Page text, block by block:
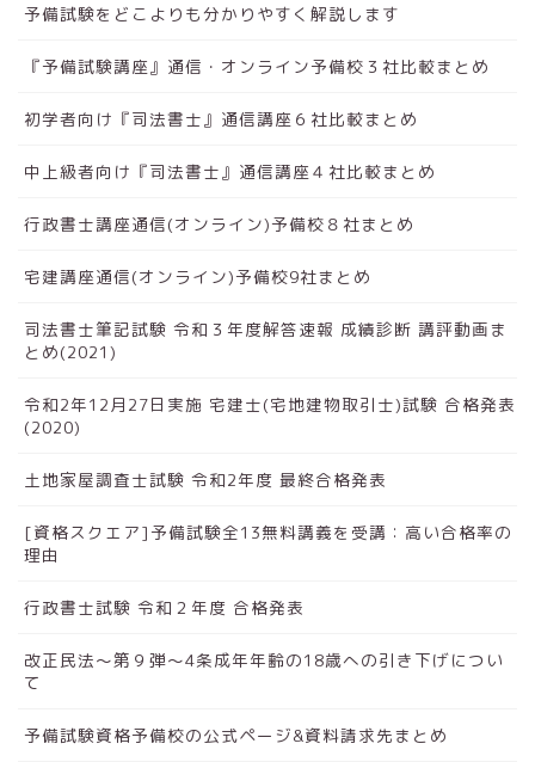
予備試験をどこよりも分かりやすく解説します
『予備試験講座』通信・オンライン予備校３社比較まとめ
初学者向け『司法書士』通信講座６社比較まとめ
中上級者向け『司法書士』通信講座４社比較まとめ
行政書士講座通信(オンライン)予備校８社まとめ
宅建講座通信(オンライン)予備校9社まとめ
司法書士筆記試験 令和３年度解答速報 成績診断 講評動画ま
とめ(2021)
令和2年12月27日実施 宅建士(宅地建物取引士)試験 合格発表
(2020)
土地家屋調査士試験 令和2年度 最終合格発表
[資格スクエア]予備試験全13無料講義を受講：高い合格率の
理由
行政書士試験 令和２年度 合格発表
改正民法～第９弾～4条成年年齢の18歳への引き下げについ
て
予備試験資格予備校の公式ページ&資料請求先まとめ